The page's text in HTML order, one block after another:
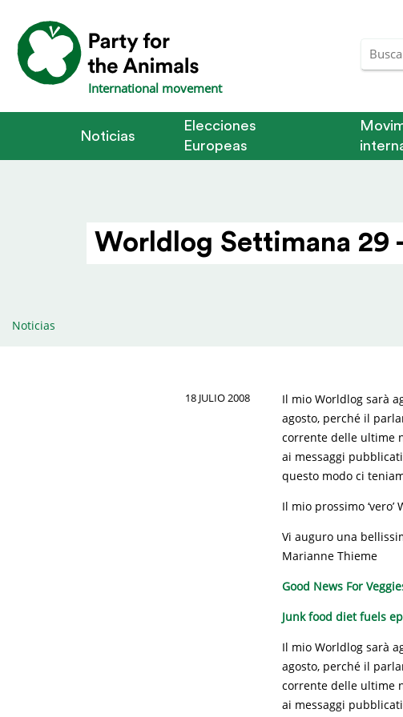
International movement
Noticias
Elecciones
Europeas
Worldlog Settimana 29
Noticias
18 JULIO 2008
Il mio Worldlog sarà
agosto, perché il
corrente delle ultime
ai messaggi
questo modo ci
Il mio prossimo
Vi auguro una
Marianne Thieme
Good News For
Junk food diet fuels
Il mio Worldlog sarà
agosto, perché il
corrente delle ultime
ai messaggi